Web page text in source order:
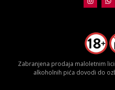
Zabranjena prodaja maloletnim
alkoholnih pića dovodi do